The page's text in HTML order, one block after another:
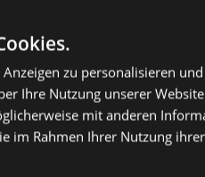
zu personalisieren
Ihre Nutzung unserer
mit anderen
im Rahmen Ihrer Nutzung